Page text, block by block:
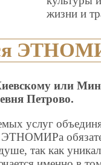
жизни и
или
Петрово.
услуг
ЭТНОМИРа
так как